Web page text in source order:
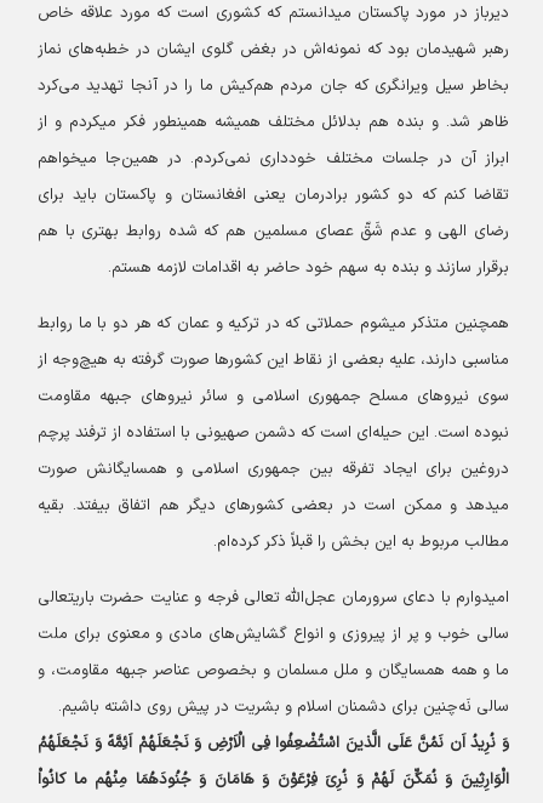
دیرباز در مورد پاکستان میدانستم که کشوری است که مورد علاقه خاص
رهبر شهیدمان بود که نمونه‌اش در بغض گلوی ایشان در خطبه‌های نماز
بخاطر سیل ویرانگری که جان مردم هم‌کیش ما را در آنجا تهدید می‌کرد
ظاهر شد. و بنده هم بدلائل مختلف همیشه همینطور فکر میکردم و از
ابراز آن در جلسات مختلف خودداری نمی‌کردم. در همین‌جا میخواهم
تقاضا کنم که دو کشور برادرمان یعنی افغانستان و پاکستان باید برای
رضای الهی و عدم شَقّ عصای مسلمین هم که شده روابط بهتری با هم
برقرار سازند و بنده به سهم خود حاضر به اقدامات لازمه هستم.
همچنین متذکر میشوم حملاتی که در ترکیه و عمان که هر دو با ما روابط
مناسبی دارند، علیه بعضی از نقاط این کشورها صورت گرفته به هیچ‌وجه از
سوی نیروهای مسلح جمهوری اسلامی و سائر نیروهای جبهه مقاومت
نبوده است. این حیله‌ای است که دشمن صهیونی با استفاده از ترفند پرچم
دروغین برای ایجاد تفرقه بین جمهوری اسلامی و همسایگانش صورت
میدهد و ممکن است در بعضی کشورهای دیگر هم اتفاق بیفتد. بقیه
مطالب مربوط به این بخش را قبلاً ذکر کرده‌ام.
امیدوارم با دعای سرورمان عجل‌الله تعالی فرجه و عنایت حضرت باریتعالی
سالی خوب و پر از پیروزی و انواع گشایش‌های مادی و معنوی برای ملت
ما و همه همسایگان و ملل مسلمان و بخصوص عناصر جبهه مقاومت، و
سالی نَه‌چنین برای دشمنان اسلام و بشریت در پیش روی داشته باشیم.
وَ نُرِیدُ اَن نَمُنَّ عَلَی الَّذینَ اسْتُضْعِفُوا فِی الْاَرْضِ وَ نَجْعَلَهُمْ اَئِمَّهً وَ نَجْعَلَهُمُ
الْوَارِثِینَ وَ نُمَکِّنَ لَهُمْ وَ نُرِیَ فِرْعَوْنَ وَ هَامَانَ وَ جُنُودَهُمَا مِنْهُم ما کانُواْ